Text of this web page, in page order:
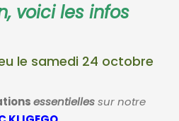
voici les infos
le samedi 24 octobre
essentiellessur notre